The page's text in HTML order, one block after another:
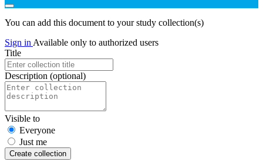
You can add this document to your study collection(s)
Sign in Available only to authorized users
Title
Description (optional)
Visible to
Everyone
Just me
Create collection